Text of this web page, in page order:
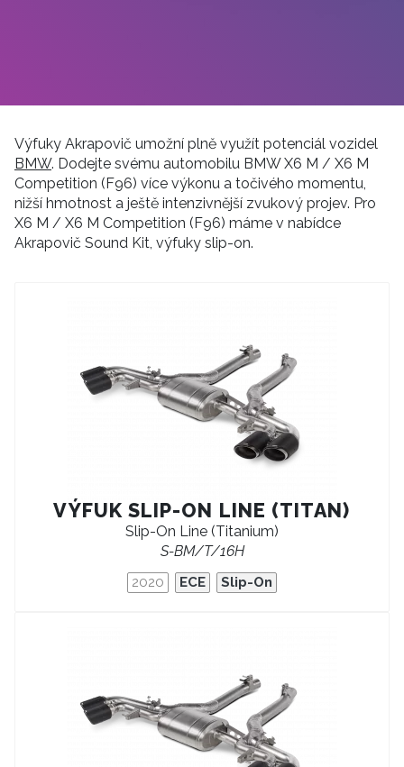
Výfuky Akrapovič umožní plně využít potenciál vozidel
BMW. Dodejte svému automobilu BMW X6 M / X6 M
Competition (F96) více výkonu a točivého momentu,
nižší hmotnost a ještě intenzivnější zvukový projev. Pro
X6 M / X6 M Competition (F96) máme v nabídce
Akrapovič Sound Kit, výfuky slip-on.
VÝFUK SLIP-ON LINE (TITAN)
Slip-On Line (Titanium)
S-BM/T/16H
2020 ECE Slip-On